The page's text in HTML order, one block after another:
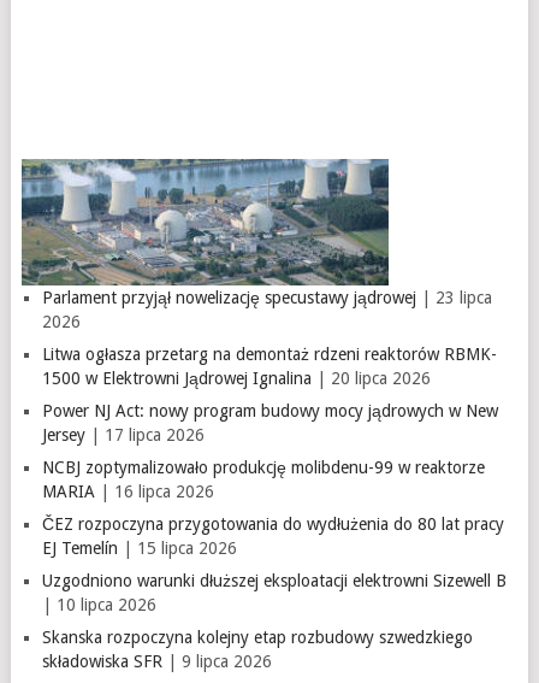
Parlament przyjął nowelizację specustawy jądrowej | 23 lipca
2026
Litwa ogłasza przetarg na demontaż rdzeni reaktorów RBMK-
1500 w Elektrowni Jądrowej Ignalina | 20 lipca 2026
Power NJ Act: nowy program budowy mocy jądrowych w New
Jersey| 17 lipca 2026
NCBJ zoptymalizowało produkcję molibdenu-99 w reaktorze
MARIA| 16 lipca 2026
ČEZ rozpoczyna przygotowania do wydłużenia do 80 lat pracy
EJ Temelín | 15 lipca 2026
Uzgodniono warunki dłuższej eksploatacji elektrowni Sizewell B
| 10 lipca 2026
Skanska rozpoczyna kolejny etap rozbudowy szwedzkiego
składowiska SFR| 9 lipca 2026